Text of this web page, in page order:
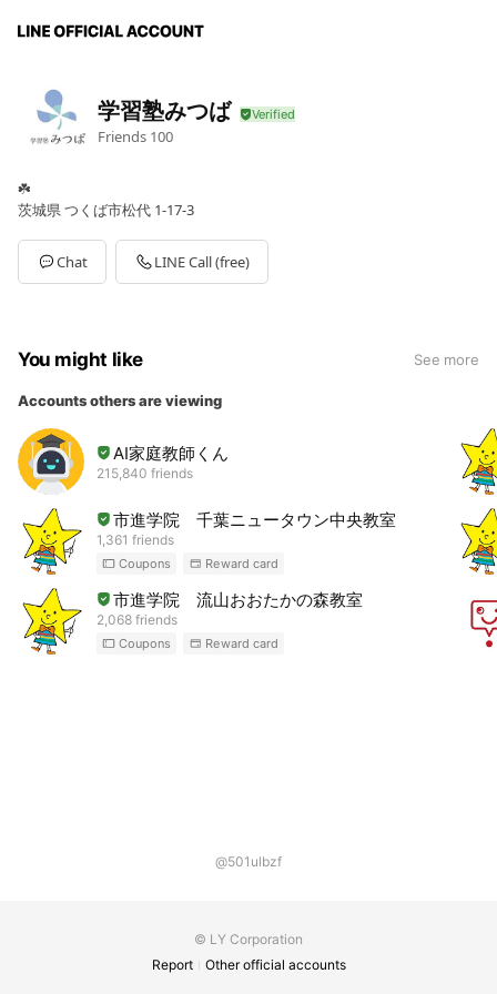
学習塾みつば
Friends 100
☘️
茨城県 つくば市松代 1-17-3
Chat LINE Call (free)
You might like See more
Accounts others are viewing
AI家庭教師くん
215,840 friends
市進学院 千葉ニュータウン中央教室
1,361 friends
Coupons Reward card
市進学院 流山おおたかの森教室
2,068 friends
Coupons Reward card
@501ulbzf
© LY Corporation
Report
Other official accounts